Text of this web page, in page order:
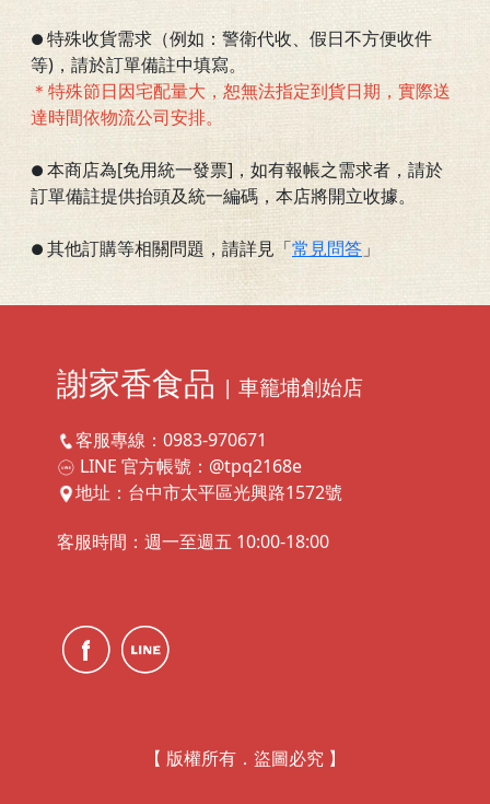
● 特殊收貨需求（例如：警衛代收、假日不方便收件
等)，請於訂單備註中填寫。
＊特殊節日因宅配量大，恕無法指定到貨日期，實際送
達時間依物流公司安排。
● 本商店為[免用統一發票]，如有報帳之需求者，請於
訂單備註提供抬頭及統一編碼，本店將開立收據。
● 其他訂購等相關問題，請詳見「常見問答 」
謝家香食品 | 車籠埔創始店
客服專線：0983-970671
LINE 官方帳號：@tpq2168e
地址：台中市太平區光興路1572號
客服時間：週一至週五 10:00-18:00
【 版權所有．盜圖必究 】